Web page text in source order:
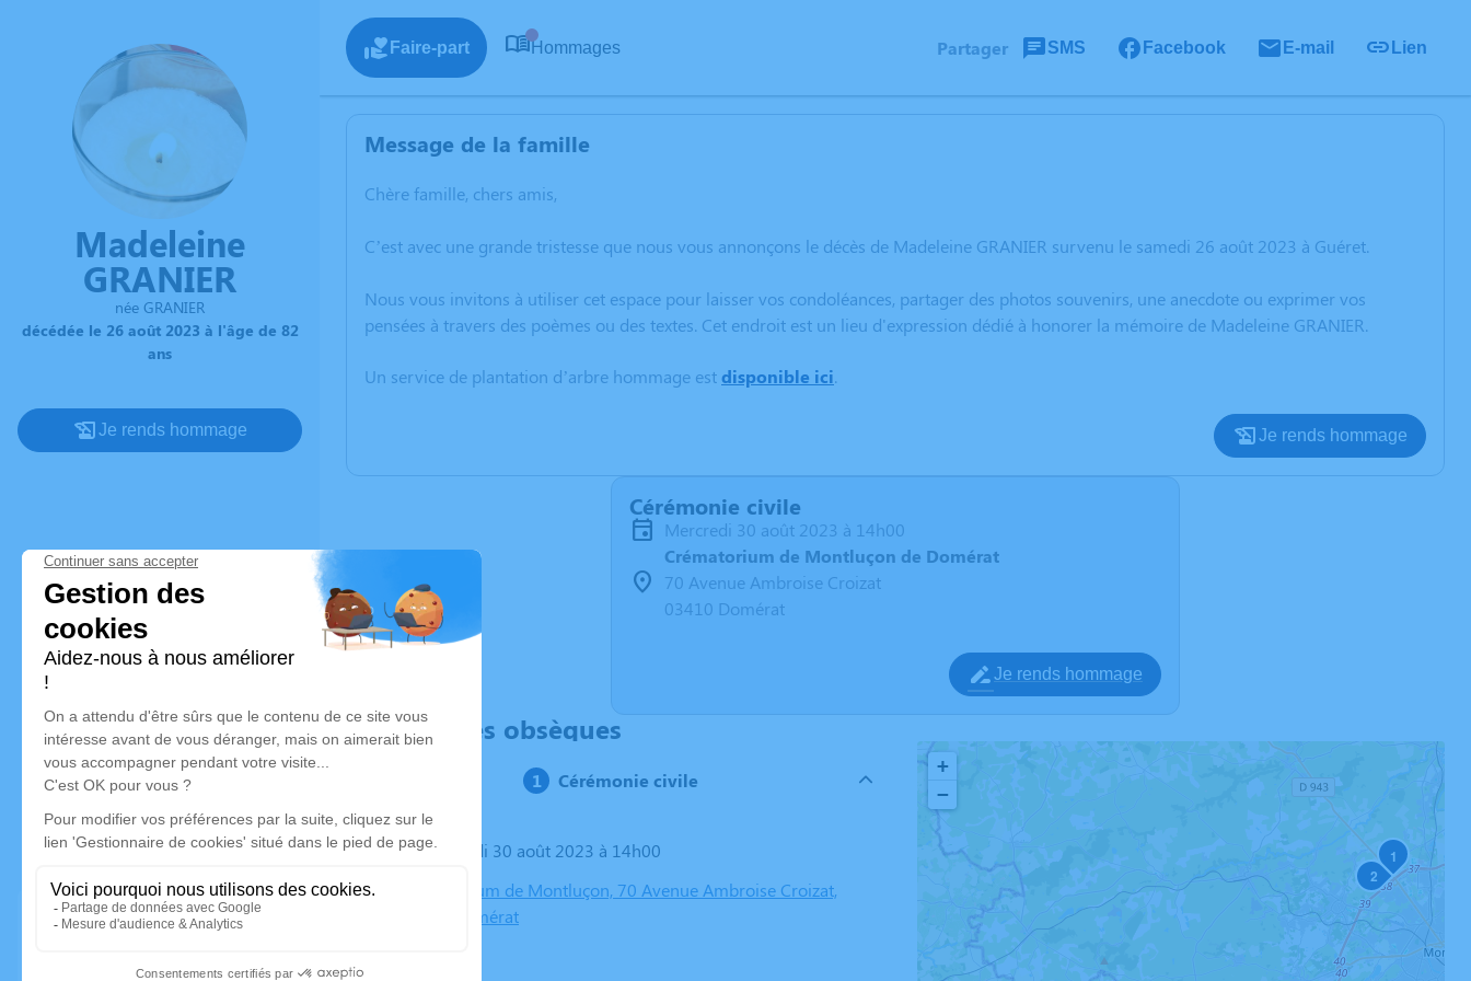
Madeleine
GRANIER
née GRANIER
décédée le 26 août 2023 à l'âge de 82
ans
Je rends hommage
Faire-part Hommages Partager SMS Facebook E-mail Lien
Message de la famille
Chère famille, chers amis,
C’est avec une grande tristesse que nous vous annonçons le décès de Madeleine GRANIER survenu le samedi 26 août 2023 à Guéret.
Nous vous invitons à utiliser cet espace pour laisser vos condoléances, partager des photos souvenirs, une anecdote ou exprimer vos
pensées à travers des poèmes ou des textes. Cet endroit est un lieu d'expression dédié à honorer la mémoire de Madeleine GRANIER.
Un service de plantation d’arbre hommage estdisponible ici.
Je rends hommage
Cérémonie civile
mercredi 30 août 2023 à 14h00
Crématorium de Montluçon de Domérat
70 Avenue Ambroise Croizat
03410 Domérat
Je rends hommage
Déroulé des obsèques
Cérémonie civile
Le mercredi 30 août 2023 à 14h00
Crématorium de Montluçon, 70 Avenue Ambroise Croizat,
03410 Domérat
1
2
+
−